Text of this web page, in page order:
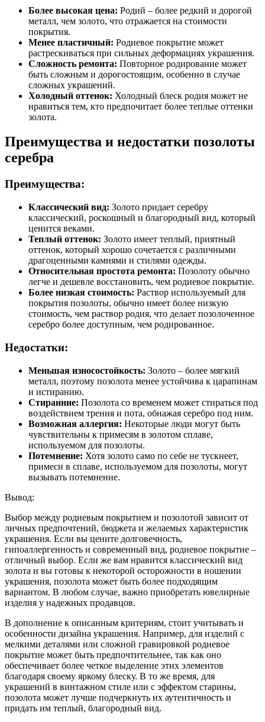
Более высокая цена: Родий – более редкий и дорогой
металл, чем золото, что отражается на стоимости
покрытия.
Менее пластичный: Родиевое покрытие может
растрескиваться при сильных деформациях украшения.
Сложность ремонта: Повторное родирование может
быть сложным и дорогостоящим, особенно в случае
сложных украшений.
Холодный оттенок: Холодный блеск родия может не
нравиться тем, кто предпочитает более теплые оттенки
золота.
Преимущества и недостатки позолоты
серебра
Преимущества:
Классический вид: Золото придает серебру
классический, роскошный и благородный вид, который
ценится веками.
Теплый оттенок: Золото имеет теплый, приятный
оттенок, который хорошо сочетается с различными
драгоценными камнями и стилями одежды.
Относительная простота ремонта: Позолоту обычно
легче и дешевле восстановить, чем родиевое покрытие.
Более низкая стоимость: Раствор используемый для
покрытия позолоты, обычно имеет более низкую
стоимость, чем раствор родия, что делает позолоченное
серебро более доступным, чем родированное.
Недостатки:
Меньшая износостойкость: Золото – более мягкий
металл, поэтому позолота менее устойчива к царапинам
и истиранию.
Стиранние: Позолота со временем может стираться под
воздействием трения и пота, обнажая серебро под ним.
Возможная аллергия: Некоторые люди могут быть
чувствительны к примесям в золотом сплаве,
используемом для позолоты.
Потемнение: Хотя золото само по себе не тускнеет,
примеси в сплаве, используемом для позолоты, могут
вызывать потемнение.
Вывод:
Выбор между родиевым покрытием и позолотой зависит от
личных предпочтений, бюджета и желаемых характеристик
украшения. Если вы цените долговечность,
гипоаллергенность и современный вид, родиевое покрытие –
отличный выбор. Если же вам нравится классический вид
золота и вы готовы к некоторой осторожности в ношении
украшения, позолота может быть более подходящим
вариантом. В любом случае, важно приобретать ювелирные
изделия у надежных продавцов.
В дополнение к описанным критериям, стоит учитывать и
особенности дизайна украшения. Например, для изделий с
мелкими деталями или сложной гравировкой родиевое
покрытие может быть предпочтительнее, так как оно
обеспечивает более четкое выделение этих элементов
благодаря своему яркому блеску. В то же время, для
украшений в винтажном стиле или с эффектом старины,
позолота может лучше подчеркнуть их аутентичность и
придать им теплый, благородный вид.